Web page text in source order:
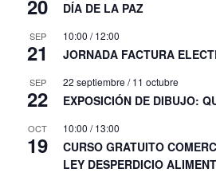
20 DÍA DE LA PAZ
SEP
21
10:00 /12:00
JORNADA FACTURA
SEP
22
22 septiembre /11 octubre
EXPOSICIÓN DE DIBUJO:
OCT
19
10:00 /13:00
CURSO GRATUITO
LEY DESPERDICIO